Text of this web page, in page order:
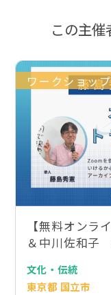
この主
ワークショップ
【無料オンラ
＆中川佐和
文化・伝統
東京都 国立市